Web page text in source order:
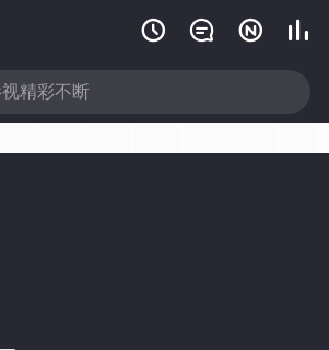
   